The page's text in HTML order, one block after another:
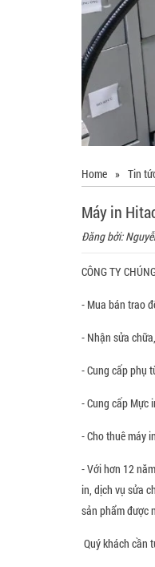
Home » Tin
Máy in
Đăng bởi:
CÔNG TY
- Mua bán trao
- Nhận sửa
- Cung cấp phụ
- Cung cấp Mực
- Cho thuê máy
- Với hơn 12
in, dịch vụ sửa
sản phẩm được
Quý khách cần